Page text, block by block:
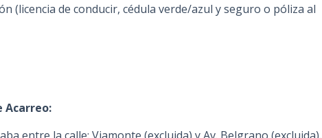
(licencia de conducir, cédula verde/azul y seguro o póliza al
Acarreo: